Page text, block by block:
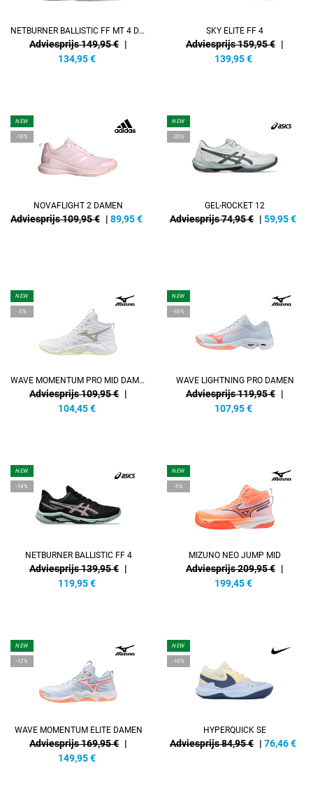
NETBURNER BALLISTIC FF MT 4 DAMEN
Adviesprijs 149,95 € |
134,95 €
SKY ELITE FF 4
Adviesprijs 159,95 € |
139,95 €
NEW
-18%
NOVAFLIGHT 2 DAMEN
Adviesprijs 109,95 € | 89,95€
NEW
-20%
GEL-ROCKET 12
Adviesprijs 74,95 € | 59,95€
NEW
-5%
WAVE MOMENTUM PRO MID DAMEN
Adviesprijs 109,95 € |
104,45 €
NEW
-10%
WAVE LIGHTNING PRO DAMEN
Adviesprijs 119,95 € |
107,95 €
NEW
-14%
NETBURNER BALLISTIC FF 4
Adviesprijs 139,95 € |
119,95 €
NEW
-5%
MIZUNO NEO JUMP MID
Adviesprijs 209,95 € |
199,45 €
NEW
-12%
WAVE MOMENTUM ELITE DAMEN
Adviesprijs 169,95 € |
149,95 €
NEW
-10%
HYPERQUICK SE
Adviesprijs 84,95 € | 76,46€